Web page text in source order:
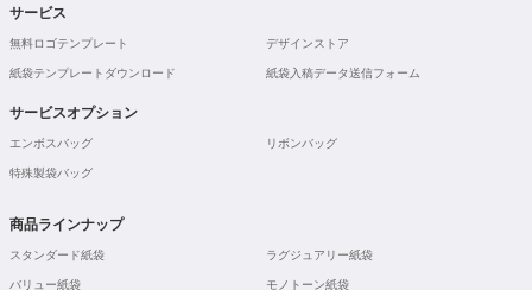
サービス
無料ロゴテンプレート デザインストア
紙袋テンプレートダウンロード 紙袋入稿データ送信フォーム
サービスオプション
エンボスバッグ リボンバッグ
特殊製袋バッグ
商品ラインナップ
スタンダード紙袋 ラグジュアリー紙袋
バリュー紙袋 モノトーン紙袋